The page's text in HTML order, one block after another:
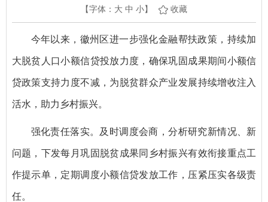
【字体： 大 中 小】 收藏
今年以来，徽州区进一步强化金融帮扶政策，持续加
大脱贫人口小额信贷投放力度，确保巩固成果期间小额信
贷政策支持力度不减，为脱贫群众产业发展持续增收注入
活水，助力乡村振兴。
强化责任落实。及时调度会商，分析研究新情况、新
问题，下发每月巩固脱贫成果同乡村振兴有效衔接重点工
作提示单，定期调度小额信贷发放工作，压紧压实各级责
任。